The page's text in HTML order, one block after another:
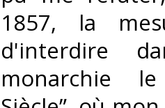
1857, la
d'interdire
monarchie